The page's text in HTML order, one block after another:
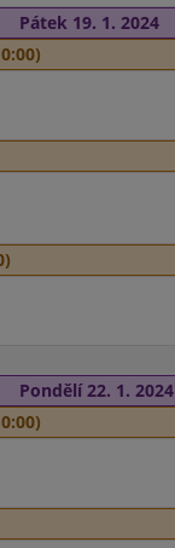
Pátek 19. 1. 2024
Pondělí 22. 1. 2024